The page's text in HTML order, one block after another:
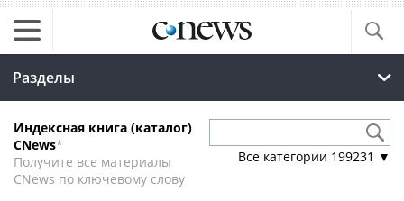
Разделы
Индексная книга (каталог)
CNews*
Получите все материалы
CNews по ключевому слову
Все категории 199231 ▼